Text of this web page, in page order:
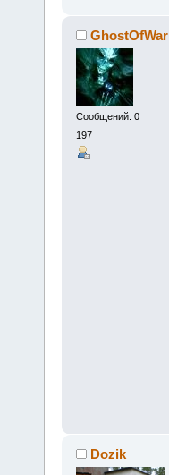
GhostOfWar
Сообщений: 0
197
Dozik